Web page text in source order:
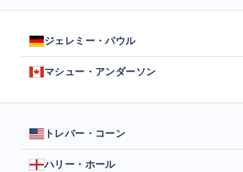
ジェレミー・パウル
マシュー・アンダーソン
トレバー・コーン
ハリー・ホール